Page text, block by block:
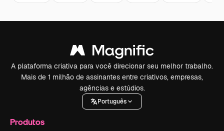
A plataforma criativa para você direcionar seu melhor trabalho.
Mais de 1 milhão de assinantes entre criativos, empresas,
agências e estúdios.
Português
Produtos